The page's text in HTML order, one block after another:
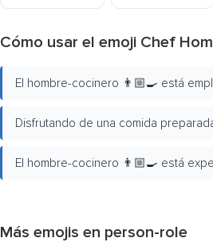
Cómo usar el emoji Chef
El hombre-cocinero 👨🏼‍🍳 está
Disfrutando de una comida
El hombre-cocinero 👨🏼‍🍳 está
Más emojis en person-role